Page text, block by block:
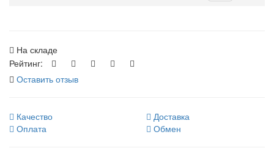
На складе
Рейтинг:
Оставить отзыв
Качество
Доставка
Оплата
Обмен